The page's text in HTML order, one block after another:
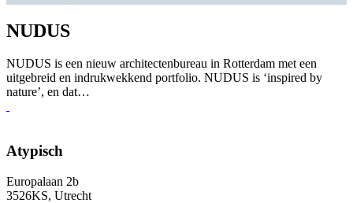
NUDUS
NUDUS is een nieuw architectenbureau in Rotterdam met een
uitgebreid en indrukwekkend portfolio. NUDUS is ‘inspired by
nature’, en dat…
Atypisch
Europalaan 2b
3526KS, Utrecht